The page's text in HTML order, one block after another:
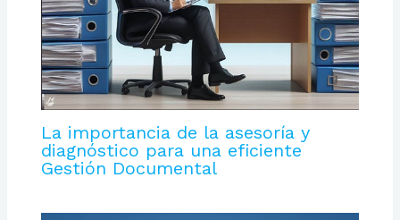
La importancia de la asesoría y
diagnóstico para una eficiente
Gestión Documental